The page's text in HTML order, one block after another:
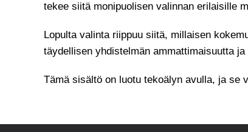
tekee siitä monipuolisen valinnan erilaisille
Lopulta valinta riippuu siitä, millaisen
täydellisen yhdistelmän ammattimaisuutta
Tämä sisältö on luotu tekoälyn avulla, ja se